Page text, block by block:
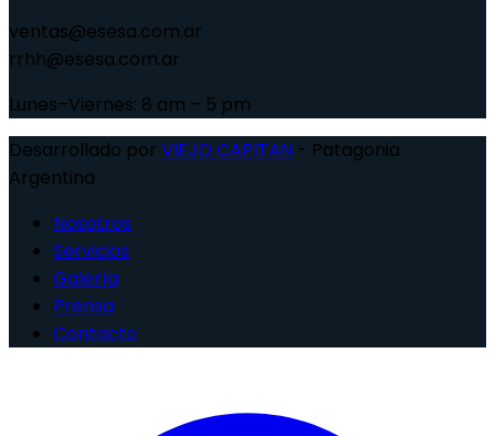
ventas@esesa.com.ar
rrhh@esesa.com.ar
Lunes–Viernes: 8 am – 5 pm
Desarrollado por VIEJO CAPITAN - Patagonia
Argentina
Nosotros
Servicios
Galería
Prensa
Contacto